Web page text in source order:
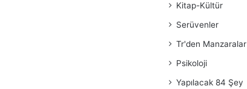
Kitap-Kültür
Serüvenler
Tr'den Manzaralar
Psikoloji
Yapılacak 84 Şey